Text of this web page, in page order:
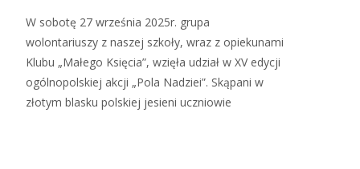
W sobotę 27 września 2025r. grupa
wolontariuszy z naszej szkoły, wraz z opiekunami
Klubu „Małego Księcia”, wzięła udział w XV edycji
ogólnopolskiej akcji „Pola Nadziei”. Skąpani w
złotym blasku polskiej jesieni uczniowie